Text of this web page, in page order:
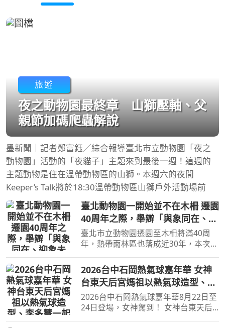
旅遊
夜之動物園最終章 山獅壓軸、父
親節加碼爬蟲解說
墨新聞｜記者鄭富鈺／綜合報導臺北市立動物園「夜之
動物園」活動的「夜貓子」主題來到最後一週！這週的
主題動物是住在溫帶動物區的山獅。本週六的夜間
Keeper’s Talk將於18:30溫帶動物區山獅戶外活動場前
臺北動物園一開始並不在木柵 遷園
40周年之際，舉辧「與象同在、迎
象未來」特展！
臺北市立動物園遷園至木柵將滿40周
年，熱帶雨林區也落成近30年，本次特
【旅遊經 洪書瑱報導】 對於70年級後
段生而言，幾乎會理所當然地認為「台
北動物園本來就在木柵」，
2026台中石岡熱氣球嘉年華 女神
台東天后宮媽祖以熱氣球造型、李
多慧一起加持助陣
2026台中石岡熱氣球嘉年華8月22日至
24日登場，女神駕到！ 女神台東天后